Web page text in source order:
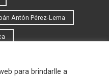
Antón Pérez-Lema
para brindarlle a